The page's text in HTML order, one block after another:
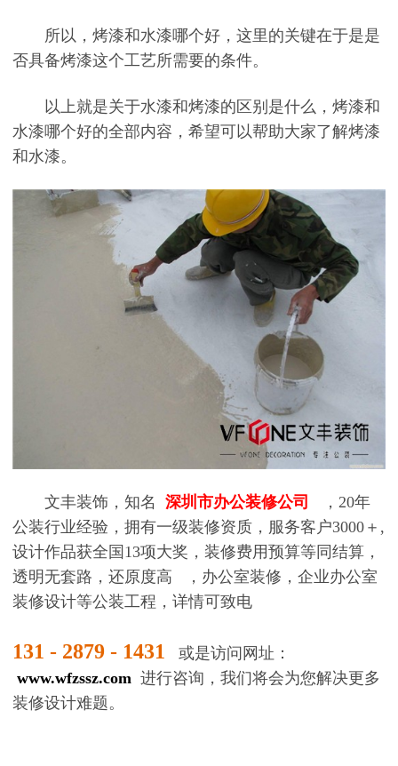
所以，烤漆和水漆哪个好，这里的关键在于是是
否具备烤漆这个工艺所需要的条件。
以上就是关于水漆和烤漆的区别是什么，烤漆和
水漆哪个好的全部内容，希望可以帮助大家了解烤漆
和水漆。
文丰装饰，知名深圳市办公装修公司
，20年
公装行业经验，拥有一级装修资质，服务客户3000＋,
设计作品获全国13项大奖，装修费用预算等同结算，
透明无套路，还原度高
，办公室装修，企业办公室
装修设计等公装工程，详情可致电
131 - 2879 - 1431
或是访问网址：
www.wfzssz.com 进行咨询，我们将会为您解决更多
装修设计难题。